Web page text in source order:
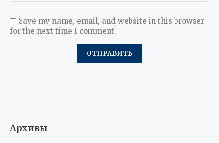
Save my name, email, and website in this browser
for the next time I comment.
Архивы